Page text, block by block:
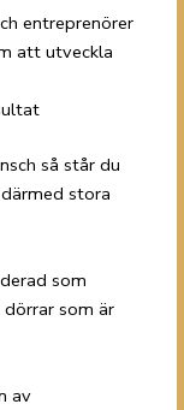
entreprenörer
att utveckla
så står du
stora
som
som är
av